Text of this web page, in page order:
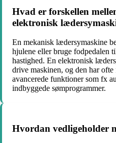
Hvad er forskellen
elektronisk
En mekanisk lædersymaskine
hjulene eller bruge fodpedalen
hastighed. En elektronisk
drive maskinen, og den har
avancerede funktioner som fx
indbyggede sømprogrammer.
Hvordan vedligeholder